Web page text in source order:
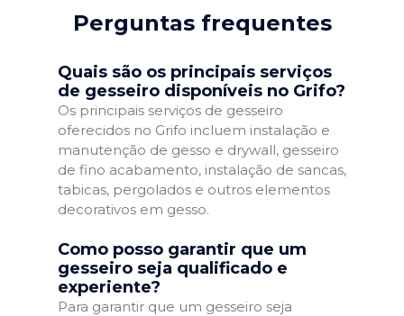
Perguntas frequentes
Quais são os principais serviços
de gesseiro disponíveis no Grifo?
Os principais serviços de gesseiro
oferecidos no Grifo incluem instalação e
manutenção de gesso e drywall, gesseiro
de fino acabamento, instalação de sancas,
tabicas, pergolados e outros elementos
decorativos em gesso.
Como posso garantir que um
gesseiro seja qualificado e
experiente?
Para garantir que um gesseiro seja